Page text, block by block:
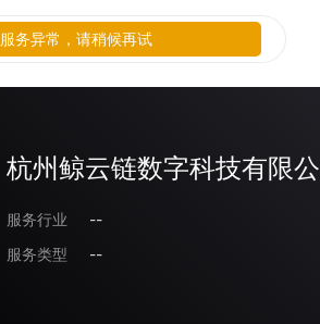
杭州鲸云链数字科技有限
服务行业
--
服务类型
--
服务异常，请稍候再试